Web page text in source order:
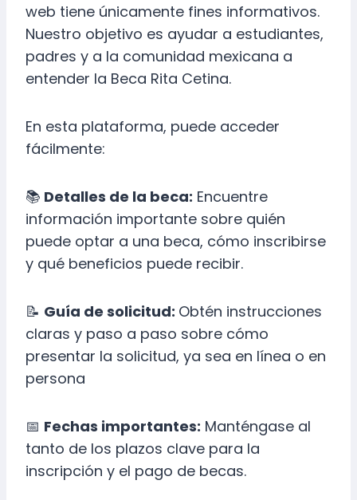
web tiene únicamente fines informativos.
Nuestro objetivo es ayudar a estudiantes,
padres y a la comunidad mexicana a
entender la Beca Rita Cetina.
En esta plataforma, puede acceder
fácilmente:
📚 Detalles de la beca: Encuentre
información importante sobre quién
puede optar a una beca, cómo inscribirse
y qué beneficios puede recibir.
📝 Guía de solicitud: Obtén instrucciones
claras y paso a paso sobre cómo
presentar la solicitud, ya sea en línea o en
persona
📅 Fechas importantes: Manténgase al
tanto de los plazos clave para la
inscripción y el pago de becas.